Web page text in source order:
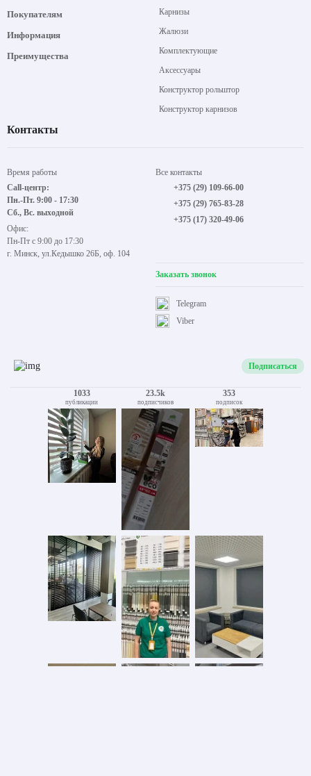
Покупателям
Информация
Преимущества
Карнизы
Жалюзи
Комплектующие
Аксессуары
Конструктор рольштор
Конструктор карнизов
Контакты
Время работы
Call-центр:
Пн.-Пт. 9:00 - 17:30
Сб., Вс. выходной
Офис:
Пн-Пт с 9:00 до 17:30
г. Минск, ул.Кедышко 26Б, оф. 104
Все контакты
+375 (29) 109-66-00
+375 (29) 765-83-28
+375 (17) 320-49-06
Заказать звонок
Viber
Telegram
Подписаться
1033
публикации
23.5k
подписчиков
353
подписок